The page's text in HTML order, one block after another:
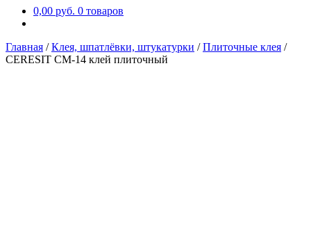
0,00 руб. 0 товаров
Главная /Клея, шпатлёвки, штукатурки /Плиточные клея /
CERESIT CM-14 клей плиточный